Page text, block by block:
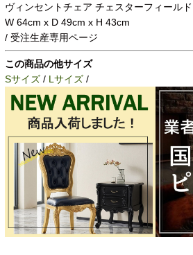
ヴィンセントチェア チェスターフィール
W 64cm x D 49cm x H 43cm
/ 受注生産専用ページ
この商品の他サイズ
Sサイズ / Lサイズ /